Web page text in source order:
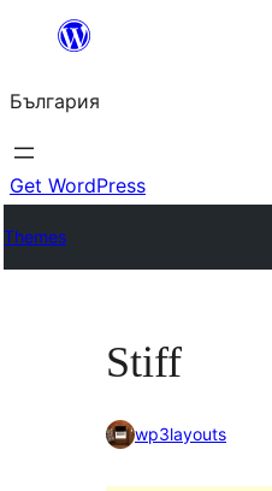
България
Get WordPress
Themes
Stiff
wp3layouts